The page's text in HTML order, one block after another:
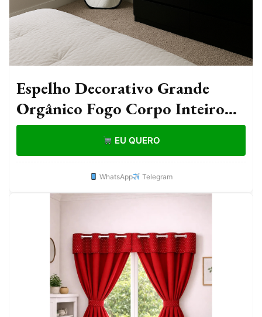
Espelho Decorativo Grande
Orgânico Fogo Corpo Inteiro
110x50cm Sala Quarto Banheiro
Hall
EU QUERO
WhatsApp Telegram